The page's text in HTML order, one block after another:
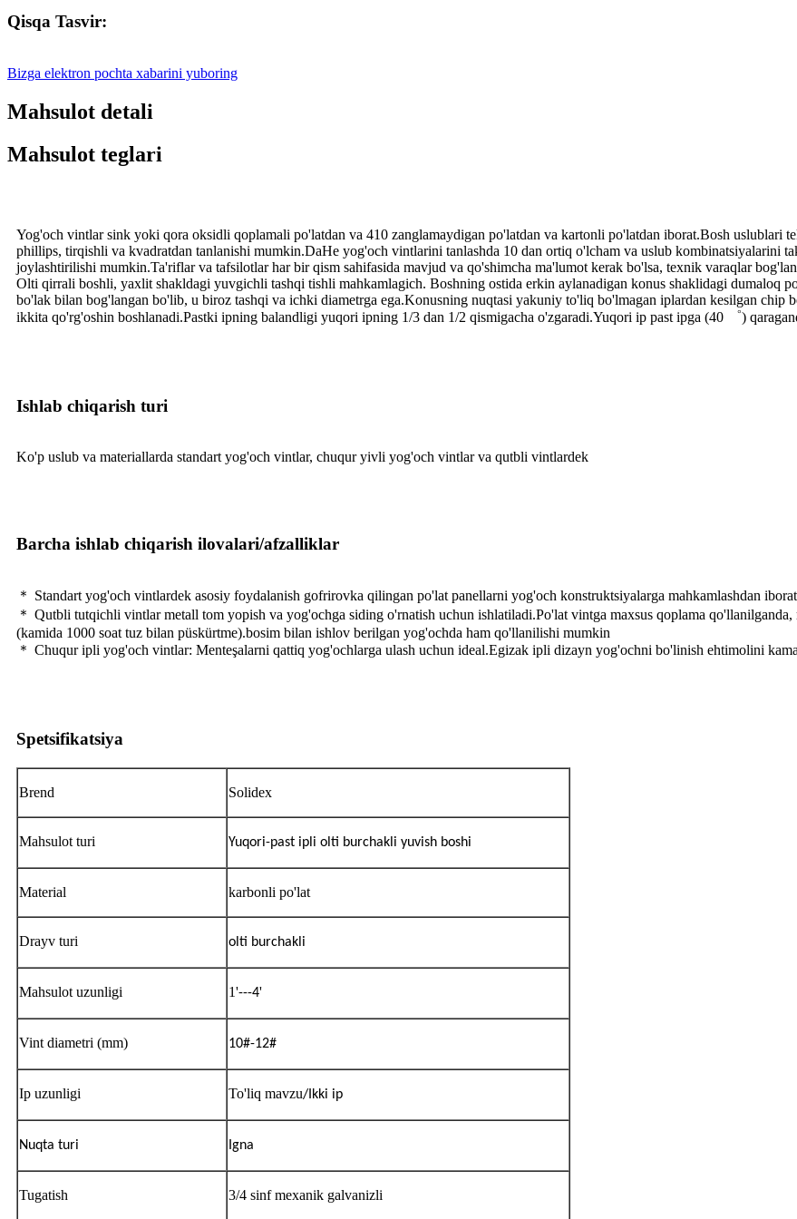
Qisqa Tasvir:
Bizga elektron pochta xabarini yuboring
Mahsulot detali
Mahsulot teglari
Yog'och vintlar sink yoki qora oksidli qoplamali po'latdan va 410 zanglamaydigan po'latdan va kartonli po'latdan iborat.Bosh uslublari
phillips, tirqishli va kvadratdan tanlanishi mumkin.DaHe yog'och vintlarini tanlashda 10 dan ortiq o'lcham va uslub kombinatsiyalarini
joylashtirilishi mumkin.Ta'riflar va tafsilotlar har bir qism sahifasida mavjud va qo'shimcha ma'lumot kerak bo'lsa, texnik varaqlar
Olti qirrali boshli, yaxlit shakldagi yuvgichli tashqi tishli mahkamlagich. Boshning ostida erkin aylanadigan konus shaklidagi dumaloq
bo'lak bilan bog'langan bo'lib, u biroz tashqi va ichki diametrga ega.Konusning nuqtasi yakuniy to'liq bo'lmagan iplardan kesilgan chip
ikkita qo'rg'oshin boshlanadi.Pastki ipning balandligi yuqori ipning 1/3 dan 1/2 qismigacha o'zgaradi.Yuqori ip past ipga (40 ゜)
Ishlab chiqarish turi
Ko'p uslub va materiallarda standart yog'och vintlar, chuqur yivli yog'och vintlar va qutbli vintlardek
Barcha ishlab chiqarish ilovalari/afzalliklar
＊ Standart yog'och vintlardek asosiy foydalanish gofrirovka qilingan po'lat panellarni yog'och konstruktsiyalarga mahkamlashdan
＊ Qutbli tutqichli vintlar metall tom yopish va yog'ochga siding o'rnatish uchun ishlatiladi.Po'lat vintga maxsus qoplama
(kamida 1000 soat tuz bilan püskürtme).bosim bilan ishlov berilgan yog'ochda ham qo'llanilishi mumkin
＊ Chuqur ipli yog'och vintlar: Menteşalarni qattiq yog'ochlarga ulash uchun ideal.Egizak ipli dizayn yog'ochni bo'linish ehtimolini
Spetsifikatsiya
Brend Solidex
Mahsulot turi Yuqori-past ipli olti burchakli yuvish boshi
Material karbonli po'lat
Drayv turi olti burchakli
Mahsulot uzunligi 1'---4'
Vint diametri (mm) 10#-12#
Ip uzunligi To'liq mavzu/Ikki ip
Nuqta turi Igna
Tugatish 3/4 sinf mexanik galvanizli